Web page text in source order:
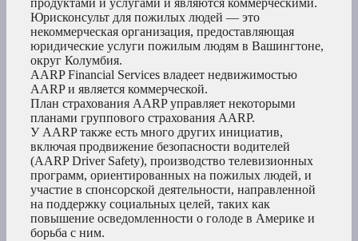
продуктами и услугами и являются коммерческими.
Юрисконсульт для пожилых людей — это
некоммерческая организация, предоставляющая
юридические услуги пожилым людям в Вашингтоне,
округ Колумбия.
AARP Financial Services владеет недвижимостью
AARP и является коммерческой.
План страхования AARP управляет некоторыми
планами группового страхования AARP.
У AARP также есть много других инициатив,
включая продвижение безопасности водителей
(AARP Driver Safety), производство телевизионных
программ, ориентированных на пожилых людей, и
участие в спонсорской деятельности, направленной
на поддержку социальных целей, таких как
повышение осведомленности о голоде в Америке и
борьба с ним.